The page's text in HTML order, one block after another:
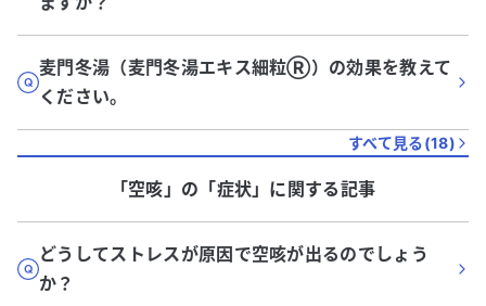
麦門冬湯（麦門冬湯エキス細粒Ⓡ️）の効果を教えて
ください。
すべて見る(18)
「空咳」 の「症状」に関する記事
どうしてストレスが原因で空咳が出るのでしょう
か？